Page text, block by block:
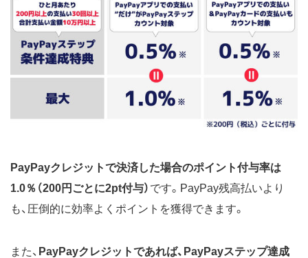
PayPayクレジットで決済した場合のポイント付与率は
1.0％（200円ごとに2pt付与） です。PayPay残高払いより
も、圧倒的に効率よくポイントを獲得できます。
また、 PayPayクレジットであれば、PayPayステップ達成